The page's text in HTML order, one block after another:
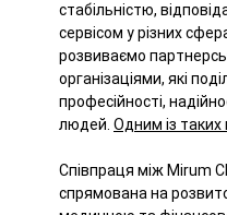
стабільністю,
сервісом у різних
розвиваємо
організаціями, які
професійності,
людей. Одним із таких
Співпраця між Mirum
спрямована на